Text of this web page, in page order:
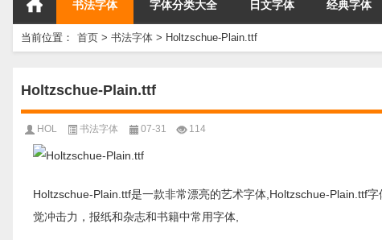
书法字体 字体分类大全 日文字体 经典字体
当前位置： 首页 > 书法字体 > Holtzschue-Plain.ttf
Holtzschue-Plain.ttf
HOL 书法字体 07-31 114
Holtzschue-Plain.ttf是一款非常漂亮的艺术字体,Holtzschue-Plain.ttf
觉冲击力，报纸和杂志和书籍中常用字体,